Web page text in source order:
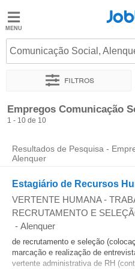
Jobted
Empregos
Salários
Comunicação Social,
Filtros
Ordenar por Localidade exata
Empregos Comunicação
1 - 10 de 10
Resultados de Pesquisa -
Alenquer
Estagiário de Recursos
VERTENTE HUMANA -
RECRUTAMENTO E
- Alenquer
de recrutamento e seleção
marcação e realização de
vertente administrativa de RH